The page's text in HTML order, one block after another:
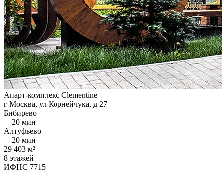
Апарт-комплекс Clementine
г Москва, ул Корнейчука, д 27
Бибирево
—20 мин
Алтуфьево
—20 мин
29 403 м²
8 этажей
ИФНС 7715